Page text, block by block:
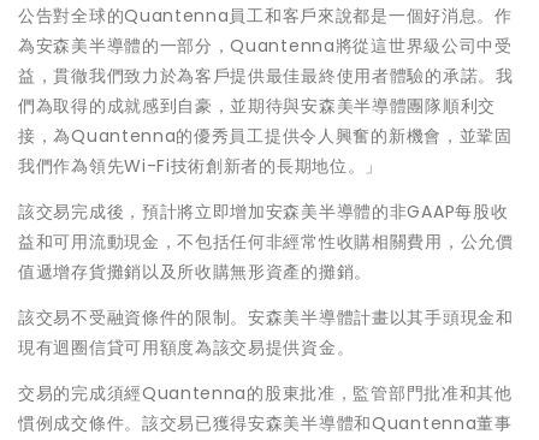
公告對全球的Quantenna員工和客戶來說都是一個好消息。作
為安森美半導體的一部分，Quantenna將從這世界級公司中受
益，貫徹我們致力於為客戶提供最佳最終使用者體驗的承諾。我
們為取得的成就感到自豪，並期待與安森美半導體團隊順利交
接，為Quantenna的優秀員工提供令人興奮的新機會，並鞏固
我們作為領先Wi-Fi技術創新者的長期地位。」
該交易完成後，預計將立即增加安森美半導體的非GAAP每股收
益和可用流動現金，不包括任何非經常性收購相關費用，公允價
值遞增存貨攤銷以及所收購無形資產的攤銷。
該交易不受融資條件的限制。安森美半導體計畫以其手頭現金和
現有迴圈信貸可用額度為該交易提供資金。
交易的完成須經Quantenna的股東批准，監管部門批准和其他
慣例成交條件。該交易已獲得安森美半導體和Quantenna董事